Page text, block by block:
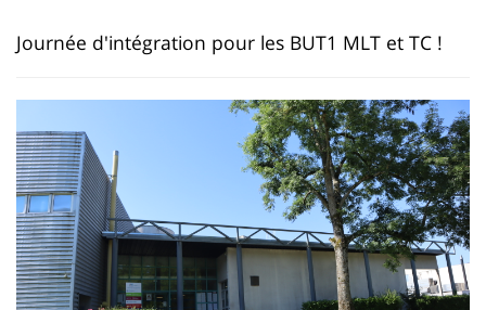
Contenu
de
la
page
principale
Journée d'intégration pour les BUT1 MLT et TC !